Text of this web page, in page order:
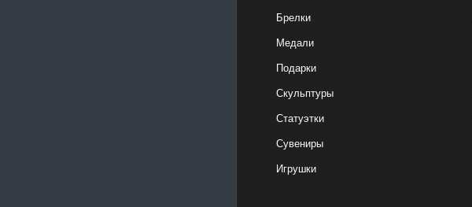
Брелки
Медали
Подарки
Скульптуры
Статуэтки
Сувениры
Игрушки